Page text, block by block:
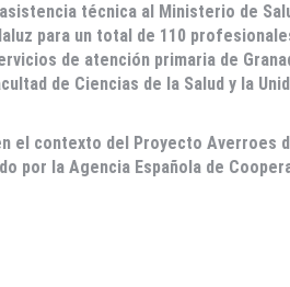
técnica al Ministerio de
para un total de 110
de atención primaria de
de Ciencias de la Salud y la
el contexto del Proyecto Averroes
por la Agencia Española de